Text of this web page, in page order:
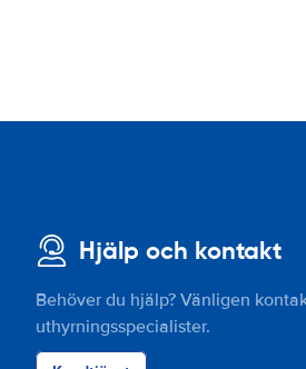
Hjälp och kontakt
Behöver du hjälp? Vänligen
uthyrningsspecialister.